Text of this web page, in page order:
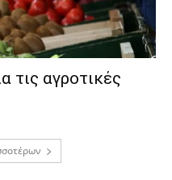
τις αγροτικές